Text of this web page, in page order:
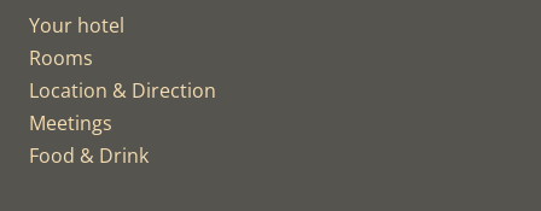
Your hotel
Rooms
Location & Direction
Meetings
Food & Drink